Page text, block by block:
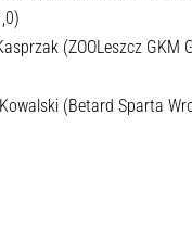
(ZOOLeszcz GKM
(Betard Sparta